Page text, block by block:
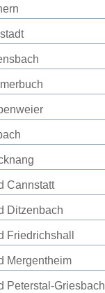
Cannstatt
Ditzenbach
Friedrichshall
Mergentheim
Peterstal-Griesbach